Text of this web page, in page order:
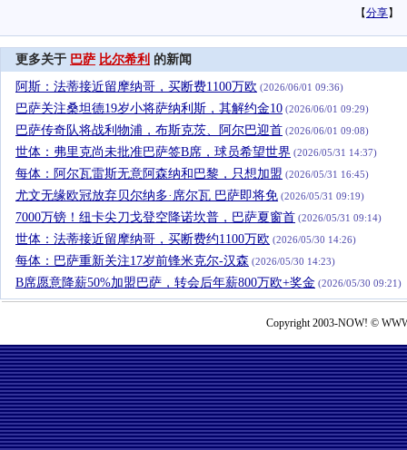
【分享】
更多关于 巴萨 比尔希利 的新闻
阿斯：法蒂接近留摩纳哥，买断费1100万欧 (2026/06/01 09:36)
巴萨关注桑坦德19岁小将萨纳利斯，其解约金10 (2026/06/01 09:29)
巴萨传奇队将战利物浦，布斯克茨、阿尔巴迎首 (2026/06/01 09:08)
世体：弗里克尚未批准巴萨签B席，球员希望世界 (2026/05/31 14:37)
每体：阿尔瓦雷斯无意阿森纳和巴黎，只想加盟 (2026/05/31 16:45)
尤文无缘欧冠放弃贝尔纳多·席尔瓦 巴萨即将免 (2026/05/31 09:19)
7000万镑！纽卡尖刀戈登空降诺坎普，巴萨夏窗首 (2026/05/31 09:14)
世体：法蒂接近留摩纳哥，买断费约1100万欧 (2026/05/30 14:26)
每体：巴萨重新关注17岁前锋米克尔-汉森 (2026/05/30 14:23)
B席愿意降薪50%加盟巴萨，转会后年薪800万欧+奖金 (2026/05/30 09:21)
Copyright 2003-NOW! ©